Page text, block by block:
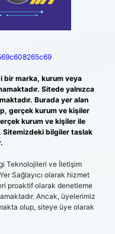
bir marka, kurum veya
Sitede yalnızca
Burada yer alan
gerçek kurum ve kişiler
kurum ve kişiler ile
Sitemizdeki bilgiler taslak
Teknolojileri ve İletişim
Sağlayıcı olarak hizmet
proaktif olarak denetleme
Ancak, üyelerimiz
olup, siteye üye olarak